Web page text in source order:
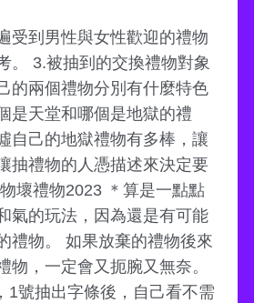
受到男性與女性歡迎的禮物
。 3.被抽到的交換禮物對象
的兩個禮物分別有什麼特色
是天堂和哪個是地獄的禮
自己的地獄禮物有多棒，讓
抽禮物的人憑描述來決定要
壞禮物2023 ＊算是一點點
氣的玩法，因為還是有可能
禮物。 如果放棄的禮物後來
物，一定會又扼腕又無奈。
1號抽出字條後，自己看不需